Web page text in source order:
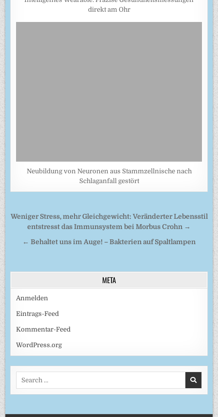
direkt am Ohr
Neubildung von Neuronen aus Stammzellnische nach
Schlaganfall gestört
Beitragsnavigation
Weniger Stress, mehr Gleichgewicht: Veränderter Lebensstil
entstresst das Immunsystem bei Morbus Crohn →
← Behaltet uns im Auge! – Bakterien auf Spaltlampen
META
Anmelden
Eintrags-Feed
Kommentar-Feed
WordPress.org
Search